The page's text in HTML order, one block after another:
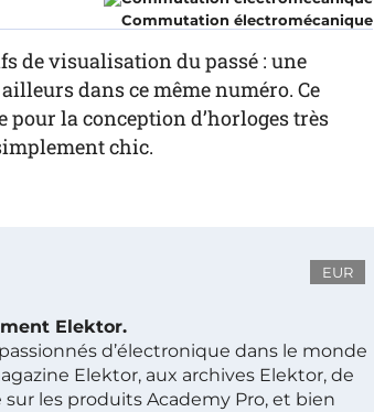
Commutation électromécanique
de visualisation du passé : une
dans ce même numéro. Ce
la conception d’horloges très
chic.
EUR
Elektor.
d’électronique dans le monde
Elektor, aux archives Elektor, de
les produits Academy Pro, et bien